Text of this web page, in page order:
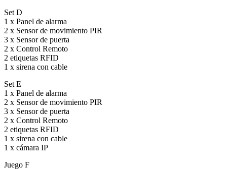
Set D
1 x Panel de alarma
2 x Sensor de movimiento PIR
3 x Sensor de puerta
2 x Control Remoto
2 etiquetas RFID
1 x sirena con cable
Set E
1 x Panel de alarma
2 x Sensor de movimiento PIR
3 x Sensor de puerta
2 x Control Remoto
2 etiquetas RFID
1 x sirena con cable
1 x cámara IP
Juego F